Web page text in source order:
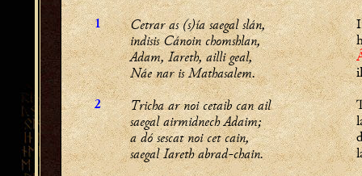
1
Cetrar as (s)ía saegal slán,
indisis Cánoin chomshlan,
Adam, Iareth, ailli geal,
Náe nar is Mathasalem.
2
Tricha ar noi cetaib can ail
saegal airmidnech Adaim;
a dó sescat noi cet cain,
saegal Iareth abrad-chain.